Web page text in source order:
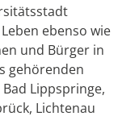
ebenso wie
und Bürger in
gehörenden
Lippspringe,
Lichtenau